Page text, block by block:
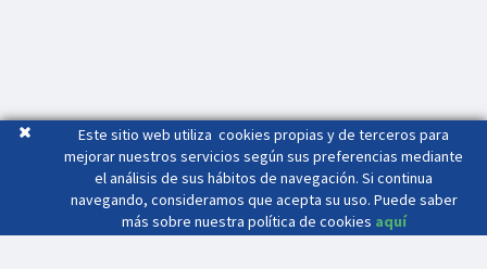
Este sitio web utiliza cookies propias y de terceros para
mejorar nuestros servicios según sus preferencias mediante
el análisis de sus hábitos de navegación. Si continua
navegando, consideramos que acepta su uso. Puede saber
más sobre nuestra política de cookies aquí